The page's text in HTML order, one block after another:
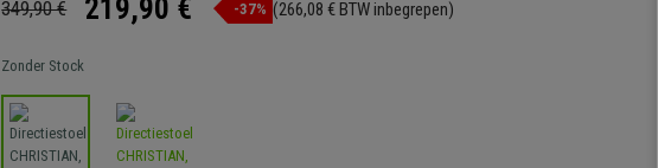
349,90 € 219,90 € -37% (266,08 € BTW inbegrepen)
Zonder Stock